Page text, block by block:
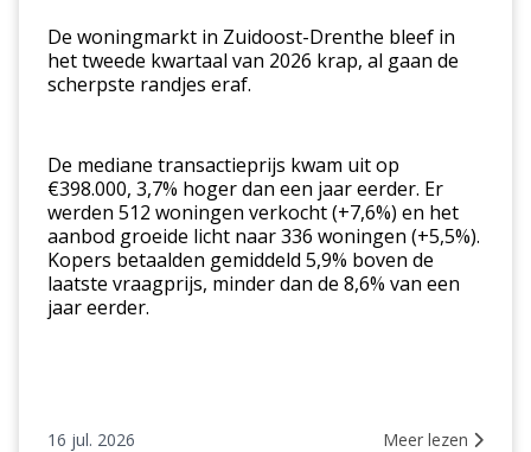
De woningmarkt in Zuidoost-Drenthe bleef in
het tweede kwartaal van 2026 krap, al gaan de
scherpste randjes eraf.
De mediane transactieprijs kwam uit op
€398.000, 3,7% hoger dan een jaar eerder. Er
werden 512 woningen verkocht (+7,6%) en het
aanbod groeide licht naar 336 woningen (+5,5%).
Kopers betaalden gemiddeld 5,9% boven de
laatste vraagprijs, minder dan de 8,6% van een
jaar eerder.
16 jul. 2026 Meer lezen